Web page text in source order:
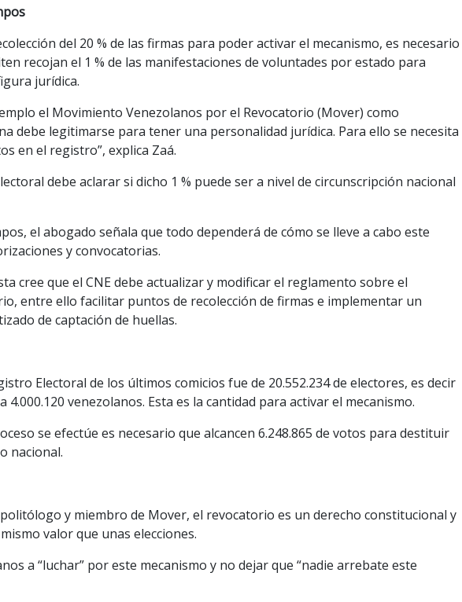
del 20 % de las firmas para poder activar el mecanismo, es necesario
recojan el 1 % de las manifestaciones de voluntades por estado para
jurídica.
el Movimiento Venezolanos por el Revocatorio (Mover) como
debe legitimarse para tener una personalidad jurídica. Para ello se necesita
en el registro”, explica Zaá.
debe aclarar si dicho 1 % puede ser a nivel de circunscripción nacional
el abogado señala que todo dependerá de cómo se lleve a cabo este
y convocatorias.
cree que el CNE debe actualizar y modificar el reglamento sobre el
entre ello facilitar puntos de recolección de firmas e implementar un
de captación de huellas.
Electoral de los últimos comicios fue de 20.552.234 de electores, es decir
4.000.120 venezolanos. Esta es la cantidad para activar el mecanismo.
se efectúe es necesario que alcancen 6.248.865 de votos para destituir
nacional.
y miembro de Mover, el revocatorio es un derecho constitucional y
valor que unas elecciones.
a “luchar” por este mecanismo y no dejar que “nadie arrebate este